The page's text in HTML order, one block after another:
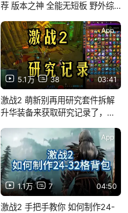
荐 版本之神 全能无短板 野外综
5.1万 38 03:41
App
激战2 萌新别再用研究套件拆解
升华装备来获取研究记录了，不
1.1万 7 04:50
App
激战2 手把手教你 如何制作24-